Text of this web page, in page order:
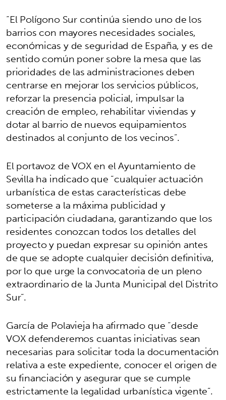
“El Polígono Sur continúa siendo uno de los
barrios con mayores necesidades sociales,
económicas y de seguridad de España, y es de
sentido común poner sobre la mesa que las
prioridades de las administraciones deben
centrarse en mejorar los servicios públicos,
reforzar la presencia policial, impulsar la
creación de empleo, rehabilitar viviendas y
dotar al barrio de nuevos equipamientos
destinados al conjunto de los vecinos”.
El portavoz de VOX en el Ayuntamiento de
Sevilla ha indicado que “cualquier actuación
urbanística de estas características debe
someterse a la máxima publicidad y
participación ciudadana, garantizando que los
residentes conozcan todos los detalles del
proyecto y puedan expresar su opinión antes
de que se adopte cualquier decisión definitiva,
por lo que urge la convocatoria de un pleno
extraordinario de la Junta Municipal del Distrito
Sur”.
García de Polavieja ha afirmado que “desde
VOX defenderemos cuantas iniciativas sean
necesarias para solicitar toda la documentación
relativa a este expediente, conocer el origen de
su financiación y asegurar que se cumple
estrictamente la legalidad urbanística vigente”.